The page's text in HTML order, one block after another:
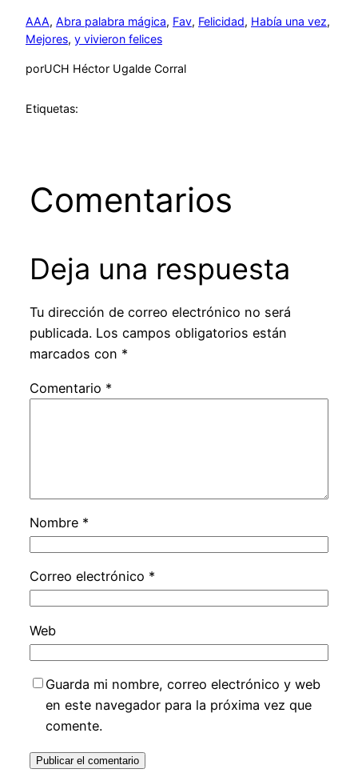
AAA, Abra palabra mágica, Fav, Felicidad, Había una vez
Mejores, y vivieron felices
porUCH Héctor Ugalde Corral
Etiquetas:
Comentarios
Deja una respuesta
Tu dirección de correo electrónico no será
publicada. Los campos obligatorios están
marcados con *
Comentario *
Nombre *
Correo electrónico *
Web
Guarda mi nombre, correo electrónico y web
en este navegador para la próxima vez que
comente.